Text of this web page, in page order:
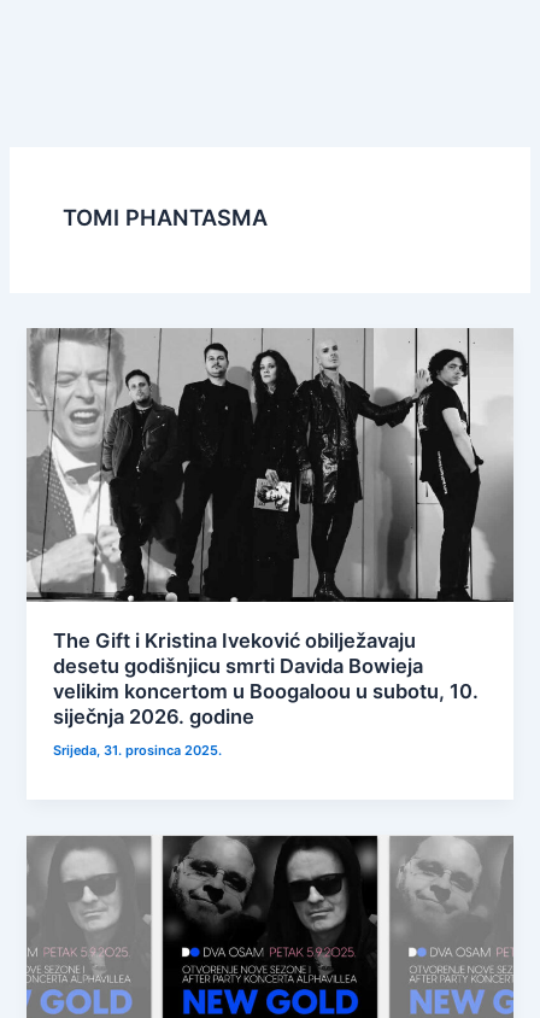
TOMI PHANTASMA
The Gift i Kristina Iveković obilježavaju
desetu godišnjicu smrti Davida Bowieja
velikim koncertom u Boogaloou u subotu, 10.
siječnja 2026. godine
Srijeda, 31. prosinca 2025.